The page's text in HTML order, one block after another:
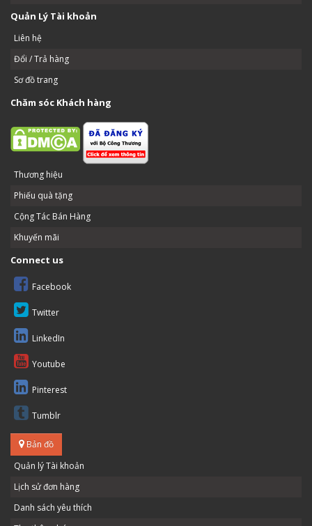
Quản Lý Tài khoản
Liên hệ
Đổi / Trả hàng
Sơ đồ trang
Chăm sóc Khách hàng
Thương hiệu
Phiếu quà tặng
Cộng Tác Bán Hàng
Khuyến mãi
Connect us
Facebook
Twitter
LinkedIn
Youtube
Pinterest
Tumblr
Bản đồ
Quản lý Tài khoản
Lịch sử đơn hàng
Danh sách yêu thích